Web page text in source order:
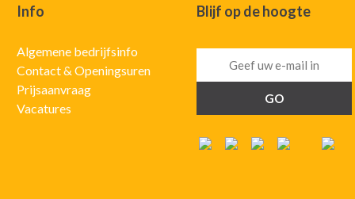
Info
Algemene bedrijfsinfo
Contact & Openingsuren
Prijsaanvraag
Vacatures
Blijf op de hoogte